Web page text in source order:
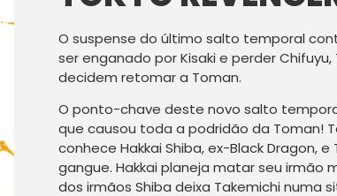
O suspense do último salto temporal
ser enganado por Kisaki e perder
decidem retomar a Toman.
O ponto-chave deste novo salto
que causou toda a podridão da Toman!
conhece Hakkai Shiba, ex-Black Dragon, e
gangue. Hakkai planeja matar seu irmão
dos irmãos Shiba deixa Takemichi numa